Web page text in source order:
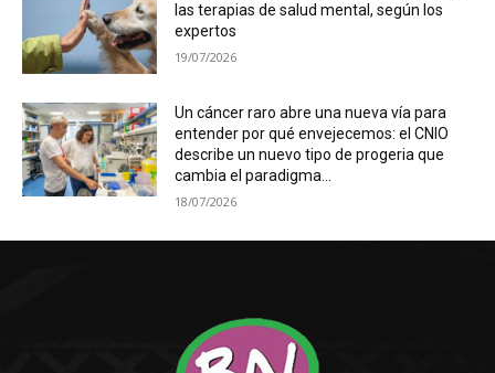
las terapias de salud mental, según los
expertos
19/07/2026
Un cáncer raro abre una nueva vía para
entender por qué envejecemos: el CNIO
describe un nuevo tipo de progeria que
cambia el paradigma...
18/07/2026